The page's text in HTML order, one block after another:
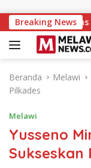
Breaking News
Institutions
Beranda Melawi
Pilkades
Melawi
Yusseno
Sukseskan